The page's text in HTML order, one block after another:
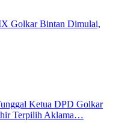
Golkar Bintan Dimulai,
Ketua DPD Golkar
Terpilih Aklama…